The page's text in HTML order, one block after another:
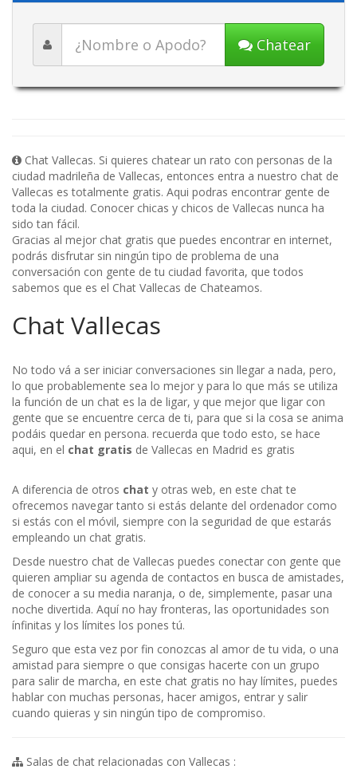
Chatear
Chat Vallecas. Si quieres chatear un rato con personas de la
ciudad madrileña de Vallecas, entonces entra a nuestro chat de
Vallecas es totalmente gratis. Aqui podras encontrar gente de
toda la ciudad. Conocer chicas y chicos de Vallecas nunca ha
sido tan fácil.
Gracias al mejor chat gratis que puedes encontrar en internet,
podrás disfrutar sin ningún tipo de problema de una
conversación con gente de tu ciudad favorita, que todos
sabemos que es el Chat Vallecas de Chateamos.
Chat Vallecas
No todo vá a ser iniciar conversaciones sin llegar a nada, pero,
lo que probablemente sea lo mejor y para lo que más se utiliza
la función de un chat es la de ligar, y que mejor que ligar con
gente que se encuentre cerca de ti, para que si la cosa se anima
podáis quedar en persona. recuerda que todo esto, se hace
aqui, en el chat gratis de Vallecas en Madrid es gratis
A diferencia de otros chat y otras web, en este chat te
ofrecemos navegar tanto si estás delante del ordenador como
si estás con el móvil, siempre con la seguridad de que estarás
empleando un chat gratis.
Desde nuestro chat de Vallecas puedes conectar con gente que
quieren ampliar su agenda de contactos en busca de amistades,
de conocer a su media naranja, o de, simplemente, pasar una
noche divertida. Aquí no hay fronteras, las oportunidades son
ínfinitas y los límites los pones tú.
Seguro que esta vez por fin conozcas al amor de tu vida, o una
amistad para siempre o que consigas hacerte con un grupo
para salir de marcha, en este chat gratis no hay límites, puedes
hablar con muchas personas, hacer amigos, entrar y salir
cuando quieras y sin ningún tipo de compromiso.
Salas de chat relacionadas con Vallecas :